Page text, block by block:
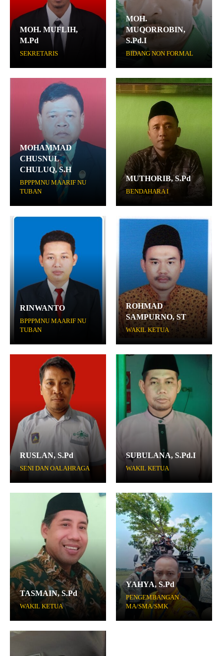
MOH. MUFLIH,
M.Pd
SEKRETARIS
MOH.
MUQORROBIN,
S.Pd.I
BIDANG NON FORMAL
MOHAMMAD
CHUSNUL
CHULUQ, S.H
BPPPMNU MAARIF NU
TUBAN
MUTHORIB, S.Pd
BENDAHARA I
RINWANTO
BPPPMNU MAARIF NU
TUBAN
ROHMAD
SAMPURNO, ST
WAKIL KETUA
RUSLAN, S.Pd
SENI DAN OALAHRAGA
SUBULANA, S.Pd.I
WAKIL KETUA
TASMAIN, S.Pd
WAKIL KETUA
YAHYA, S.Pd
PENGEMBANGAN
MA/SMA/SMK